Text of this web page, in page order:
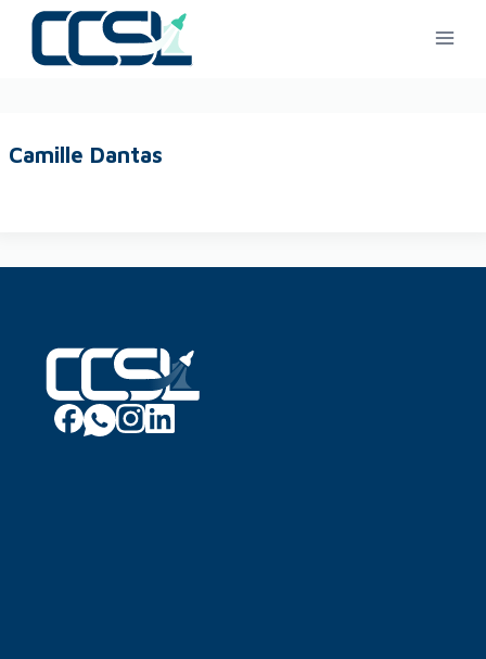
Camille Dantas